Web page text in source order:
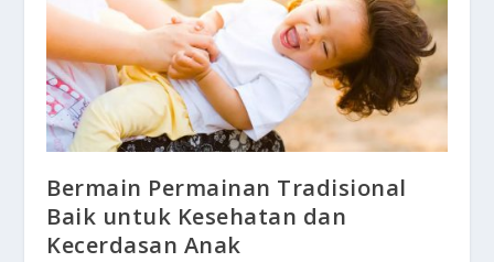
Bermain Permainan Tradisional
Baik untuk Kesehatan dan
Kecerdasan Anak